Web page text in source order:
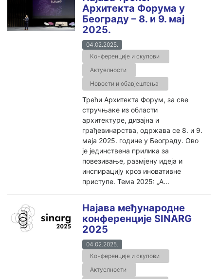
Архитекта Форума у
Београду – 8. и 9. мај
2025.
04.02.2025.
Конференције и скупови
Актуелности
Новости и обавјештења
Трећи Архитекта Форум, за све
стручњаке из области
архитектуре, дизајна и
грађевинарства, одржава се 8. и 9.
маја 2025. године у Београду. Ово
је јединствена прилика за
повезивање, размјену идеја и
инспирацију кроз иновативне
приступе. Тема 2025: „А...
Најава међународне
конференције SINARG
2025
04.02.2025.
Конференције и скупови
Актуелности